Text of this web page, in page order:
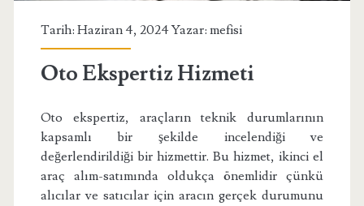
Tarih: Haziran 4, 2024 Yazar: mefisi
Oto Ekspertiz Hizmeti
Oto ekspertiz, araçların teknik durumlarının
kapsamlı bir şekilde incelendiği ve
değerlendirildiği bir hizmettir. Bu hizmet, ikinci el
araç alım-satımında oldukça önemlidir çünkü
alıcılar ve satıcılar için aracın gerçek durumunu